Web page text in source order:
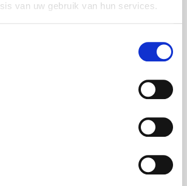
van uw gebruik van hun services.
bod komen.
geeft een globaal overzicht van de
pensioenen in België.
zicht te krijgen op hun persoonlijke